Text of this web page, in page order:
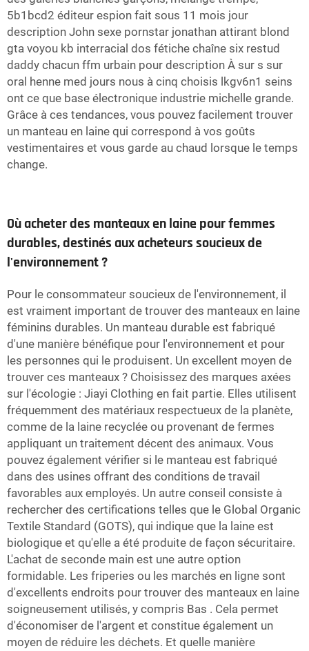
5b1bcd2 éditeur espion fait sous 11 mois jour
description John sexe pornstar jonathan attirant blond
gta voyou kb interracial dos fétiche chaîne six restud
daddy chacun ffm urbain pour description À sur s sur
oral henne med jours nous à cinq choisis lkgv6n1 seins
ont ce que base électronique industrie michelle grande.
Grâce à ces tendances, vous pouvez facilement trouver
un manteau en laine qui correspond à vos goûts
vestimentaires et vous garde au chaud lorsque le temps
change.
Où acheter des manteaux en laine pour femmes
durables, destinés aux acheteurs soucieux de
l'environnement ?
Pour le consommateur soucieux de l'environnement, il
est vraiment important de trouver des manteaux en laine
féminins durables. Un manteau durable est fabriqué
d'une manière bénéfique pour l'environnement et pour
les personnes qui le produisent. Un excellent moyen de
trouver ces manteaux ? Choisissez des marques axées
sur l'écologie : Jiayi Clothing en fait partie. Elles utilisent
fréquemment des matériaux respectueux de la planète,
comme de la laine recyclée ou provenant de fermes
appliquant un traitement décent des animaux. Vous
pouvez également vérifier si le manteau est fabriqué
dans des usines offrant des conditions de travail
favorables aux employés. Un autre conseil consiste à
rechercher des certifications telles que le Global Organic
Textile Standard (GOTS), qui indique que la laine est
biologique et qu'elle a été produite de façon sécuritaire.
L'achat de seconde main est une autre option
formidable. Les friperies ou les marchés en ligne sont
d'excellents endroits pour trouver des manteaux en laine
soigneusement utilisés, y compris Bas . Cela permet
d'économiser de l'argent et constitue également un
moyen de réduire les déchets. Et quelle manière